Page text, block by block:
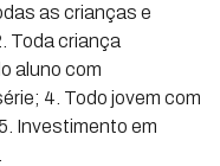
as crianças e
Toda criança
aluno com
4. Todo jovem com
Investimento em